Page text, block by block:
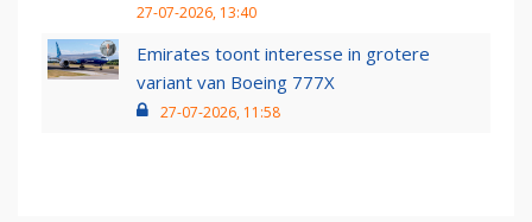
27-07-2026, 13:40
Emirates toont interesse in grotere
variant van Boeing 777X
27-07-2026, 11:58